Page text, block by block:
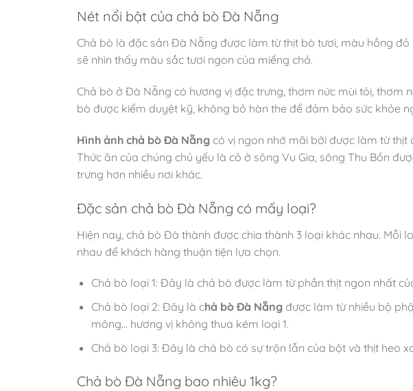
Nét nổi bật của chả bò Đà Nẵng
Chả bò là đặc sản Đà Nẵng được làm từ thịt bò tươi, màu hồng
sẽ nhìn thấy màu sắc tươi ngon của miếng chả.
Chả bò ở Đà Nẵng có hương vị đặc trưng, thơm nức mùi tỏi, thơm
bò được kiểm duyệt kỹ, không bỏ hàn the để đảm bảo sức khỏe
Hình ảnh chả bò Đà Nẵng có vị ngon nhớ mãi bởi được làm từ thịt
Thức ăn của chúng chủ yếu là cỏ ở sông Vu Gia, sông Thu Bồn
trưng hơn nhiều nơi khác.
Đặc sản chả bò Đà Nẵng có mấy loại?
Hiện nay, chả bò Đà thành được chia thành 3 loại khác nhau. Mỗi
nhau để khách hàng thuận tiện lựa chọn.
Chả bò loại 1: Đây là chả bò được làm từ phần thịt ngon nhất
Chả bò loại 2: Đây là chả bò Đà Nẵngđược làm từ nhiều bộ
mông… hương vị không thua kém loại 1.
Chả bò loại 3: Đây là chả bò có sự trộn lẫn của bột và thịt heo
Chả bò Đà Nẵng bao nhiêu 1kg?